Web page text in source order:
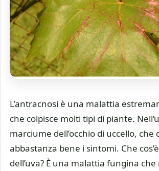
L’antracnosi è una malattia
che colpisce molti tipi di piante.
marciume dell’occhio di uccello, che
abbastanza bene i sintomi. Che
dell’uva? È una malattia fungina che